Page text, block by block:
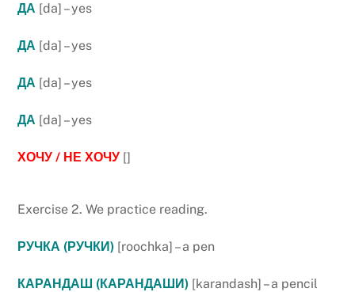
ДА [da] – yes
ДА [da] – yes
ДА [da] – yes
ДА [da] – yes
ХОЧУ / НЕ ХОЧУ []
Exercise 2.We practice reading.
РУЧКА (РУЧКИ) [roochka] – a pen
КАРАНДАШ (КАРАНДАШИ) [karandash] – a pencil